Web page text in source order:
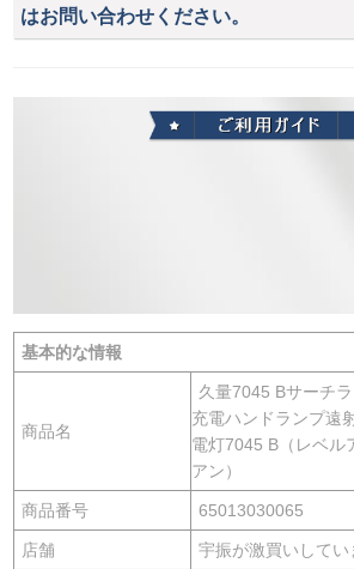
はお問い合わせください。
基本的な情報
商品名
久量7045 Bサーチ
充電ハンドランプ遠
電灯7045 B（レベル
アン）
商品番号 65013030065
店舗 宇振が激買いしてい